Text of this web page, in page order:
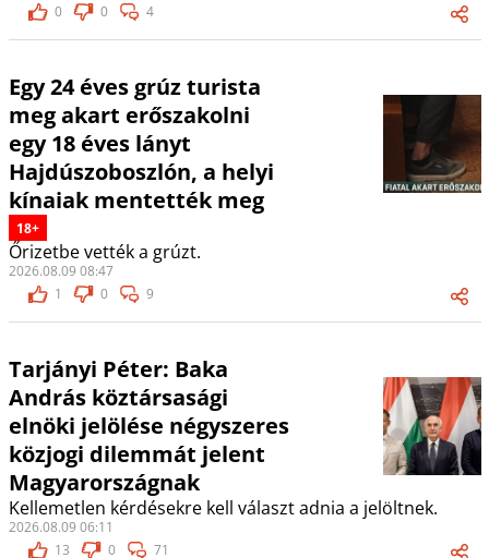
0
0 4
Egy 24 éves grúz turista
meg akart erőszakolni
egy 18 éves lányt
Hajdúszoboszlón, a helyi
kínaiak mentették meg
18+
Őrizetbe vették a grúzt.
2026.08.09 08:47
1
0 9
Tarjányi Péter: Baka
András köztársasági
elnöki jelölése négyszeres
közjogi dilemmát jelent
Magyarországnak
Kellemetlen kérdésekre kell választ adnia a jelöltnek.
2026.08.09 06:11
13
0 71